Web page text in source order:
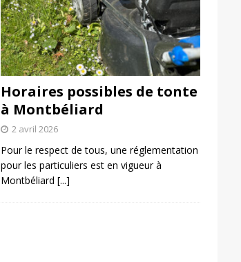
Horaires possibles de tonte
à Montbéliard
2 avril 2026
Pour le respect de tous, une réglementation
pour les particuliers est en vigueur à
Montbéliard [...]